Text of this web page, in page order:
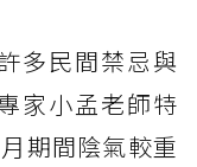
多民間禁忌與
家小孟老師特
期間陰氣較重